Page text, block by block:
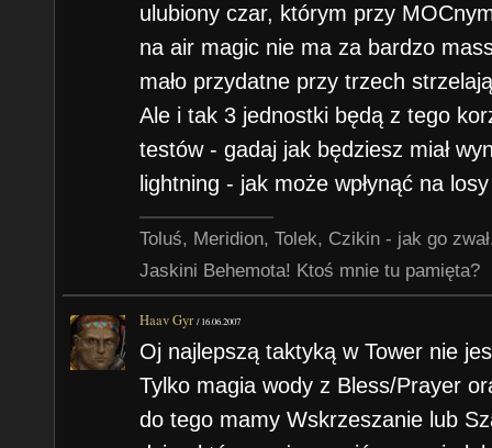
ulubiony czar, którym przy
na air magic nie ma za bardzo
mało przydatne przy trzech
Ale i tak 3 jednostki będą z tego
testów - gadaj jak będziesz miał
lightning - jak może wpłynąć na
Toluś, Meridion, Tolek, Czikin - jak go
Jaskini Behemota! Ktoś mnie tu pamięta?
Haav Gyr /16.06.2007
Oj najlepszą taktyką w Tower nie
Tylko magia wody z Bless/Prayer
do tego mamy Wskrzeszanie lub